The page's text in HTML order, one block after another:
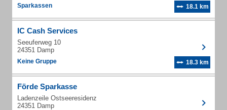
Sparkassen 18.1 km
IC Cash Services
Seeuferweg 10
24351 Damp
Keine Gruppe 18.3 km
Förde Sparkasse
Ladenzeile Ostseeresidenz
24351 Damp